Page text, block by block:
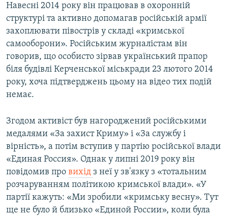
Навесні 2014 року він працював в охоронній
структурі та активно допомагав російській армії
захоплювати півострів у складі «кримської
самооборони». Російським журналістам він
говорив, що особисто зірвав український прапор
біля будівлі Керченської міськради 23 лютого 2014
року, хоча підтверджень цьому на відео тих подій
немає.
Згодом активіст був нагороджений російськими
медалями «За захист Криму» і «За службу і
вірність», а потім вступив у партію російської влади
«Единая Россия». Однак у липні 2019 року він
повідомив про вихід з неї у зв'язку з «тотальним
розчаруванням політикою кримської влади». «У
партії кажуть: «Ми зробили «кримську весну». Тут
ще не було й близько «Единой России», коли була